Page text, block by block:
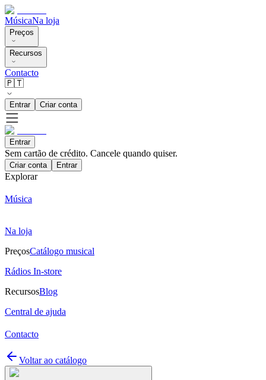
MúsicaNa loja
Preços
Recursos
Contacto
🇵🇹
Entrar Criar conta
Entrar
Sem cartão de crédito. Cancele quando quiser.
Criar conta Entrar
Explorar
Música
Na loja
PreçosCatálogo musical
Rádios In-store
RecursosBlog
Central de ajuda
Contacto
Voltar ao catálogo